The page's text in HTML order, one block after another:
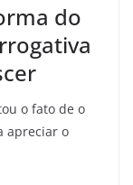
do
o fato de o
apreciar o